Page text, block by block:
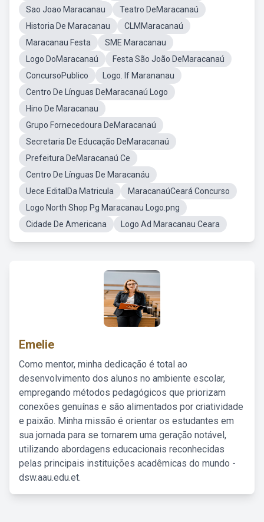
Sao Joao Maracanau
Teatro DeMaracanaú
Historia De Maracanau
CLMMaracanaú
Maracanau Festa
SME Maracanau
Logo DoMaracanaú
Festa São João DeMaracanaú
ConcursoPublico
Logo. If Marananau
Centro De Línguas DeMaracanaú Logo
Hino De Maracanau
Grupo Fornecedoura DeMaracanaú
Secretaria De Educação DeMaracanaú
Prefeitura DeMaracanaú Ce
Centro De Línguas De Maracanáu
Uece EditalDa Matricula
MaracanaúCeará Concurso
Logo North Shop Pg Maracanau Logo.png
Cidade De Americana
Logo Ad Maracanau Ceara
Emelie
Como mentor, minha dedicação é total ao
desenvolvimento dos alunos no ambiente escolar,
empregando métodos pedagógicos que priorizam
conexões genuínas e são alimentados por criatividade
e paixão. Minha missão é orientar os estudantes em
sua jornada para se tornarem uma geração notável,
utilizando abordagens educacionais reconhecidas
pelas principais instituições acadêmicas do mundo -
dsw.aau.edu.et.